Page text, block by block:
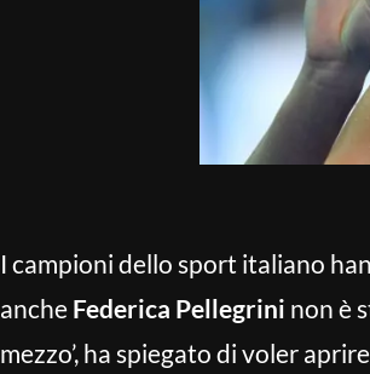
I campioni dello sport italiano
anche Federica Pellegrini non è
mezzo’, ha spiegato di voler